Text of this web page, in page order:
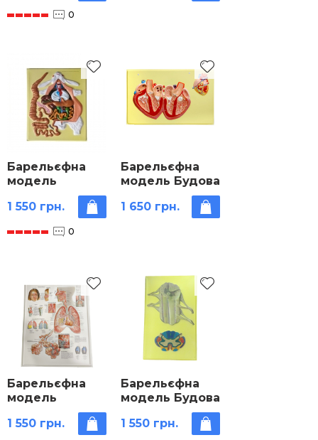
0
Барельєфна
модель
«Внутрішня
будова
кролика»
1 550 грн.
0
Барельєфна
модель Будова
серця людини
1 650 грн.
Барельєфна
модель
легень
1 550 грн.
Барельєфна
модель Будова
мозку людини
1 550 грн.